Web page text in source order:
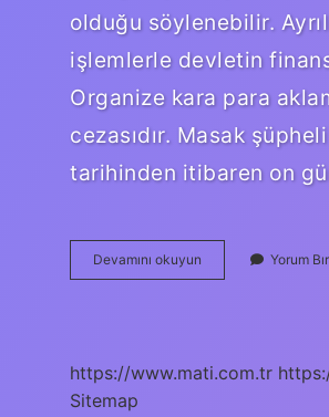
olduğu söylenebilir.
işlemlerle devletin
Organize kara para
cezasıdır. Masak
tarihinden itibaren on
Devamını okuyun
Suçunun
Yorum
https://www.mati.com.tr
Sitemap